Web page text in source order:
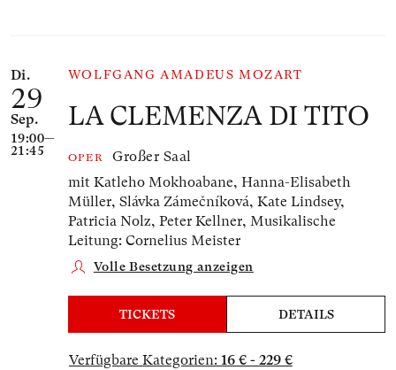
Di.
29
Sep.
19:00—
21:45
WOLFGANG AMADEUS MOZART
LA CLEMENZA DI TITO
OPER
Großer Saal
mit Katleho Mokhoabane, Hanna-Elisabeth
Müller, Slávka Zámečníková, Kate Lindsey,
Patricia Nolz, Peter Kellner, Musikalische
Leitung: Cornelius Meister
Volle Besetzung anzeigen
TICKETS DETAILS
Verfügbare Kategorien: 16 € - 229 €